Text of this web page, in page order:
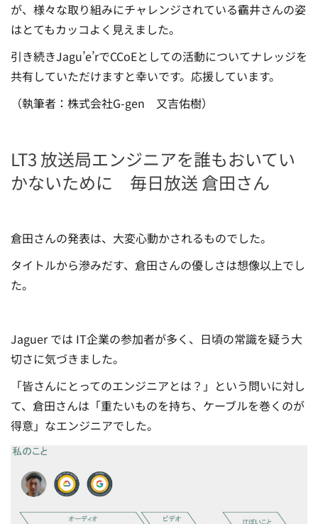
が、様々な取り組みにチャレンジされている靍井さんの姿
はとてもカッコよく見えました。
引き続きJagu’e’rでCCoEとしての活動についてナレッジを
共有していただけますと幸いです。応援しています。
（執筆者：株式会社G-gen 又吉佑樹）
LT3 放送局エンジニアを誰もおいてい
かないために 毎日放送 倉田さん
倉田さんの発表は、大変心動かされるものでした。
タイトルから滲みだす、倉田さんの優しさは想像以上でし
た。
Jaguer では IT企業の参加者が多く、日頃の常識を疑う大
切さに気づきました。
「皆さんにとってのエンジニアとは？」という問いに対し
て、倉田さんは「重たいものを持ち、ケーブルを巻くのが
得意」なエンジニアでした。